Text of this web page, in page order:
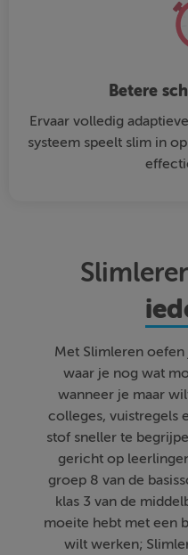
Betere
Ervaar volledig
systeem speelt slim in
Met Slimleren
waar je nog wat
wanneer je maar
colleges, vuistregels
stof sneller te
gericht op
groep 8 van de
klas 3 van de
moeite hebt met een
wilt werken;